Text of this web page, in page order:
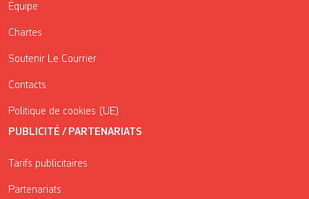
Équipe
Chartes
Soutenir Le Courrier
Contacts
Politique de cookies (UE)
PUBLICITÉ / PARTENARIATS
Tarifs publicitaires
Partenariats